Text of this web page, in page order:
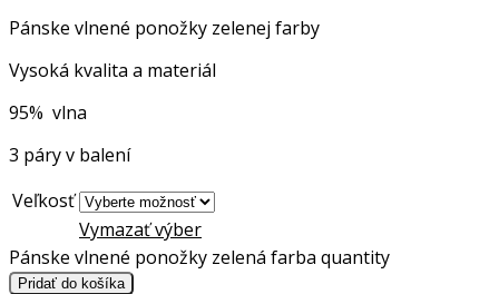
Pánske vlnené ponožky zelenej farby
Vysoká kvalita a materiál
95% vlna
3 páry v balení
Veľkosť
Vymazať výber
Pánske vlnené ponožky zelená farba quantity
Pridať do košíka